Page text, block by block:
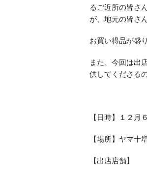
るご近所の皆さ
が、地元の皆さ
お買い得品が盛
また、今回は出
供してくださる
【日時】１２月
【場所】ヤマ十
【出店店舗】